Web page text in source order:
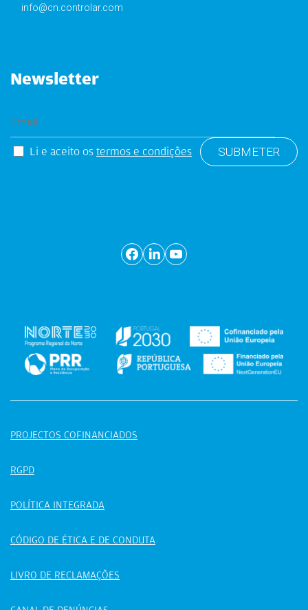
info@cn.controlar.com
Newsletter
Li e aceito os termos e condições
PROJECTOS COFINANCIADOS
RGPD
POLÍTICA INTEGRADA
CÓDIGO DE ÉTICA E DE CONDUTA
LIVRO DE RECLAMAÇÕES